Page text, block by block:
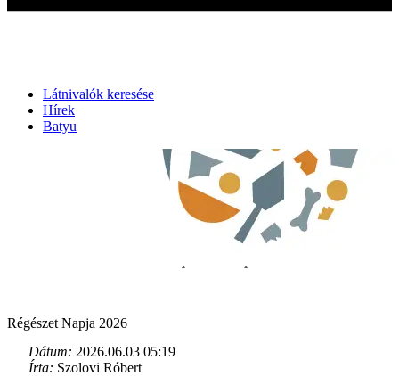
Látnivalók keresése
Hírek
Batyu
Régészet Napja 2026
Dátum: 2026.06.03 05:19
Írta: Szolovi Róbert